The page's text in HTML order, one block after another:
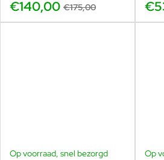
€140,00 €175,00
BUNDELKORTING
Op voorraad, snel bezorgd Op